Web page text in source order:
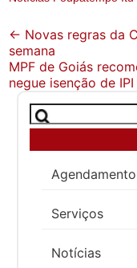
Post
navigation
← Novas regras da
semana
MPF de Goiás
negue isenção de
Agendamento
Serviços
Notícias